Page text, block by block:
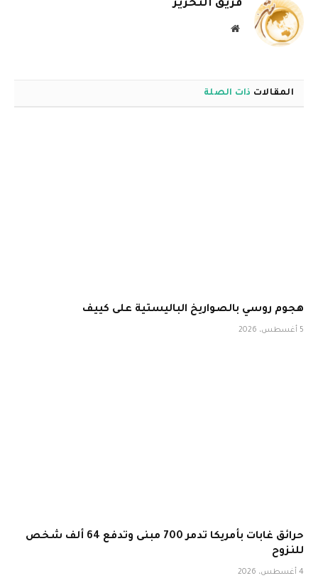
فريق التحرير
موقع
المقالات ذات الصلة
هجوم روسي بالصواريخ الباليستية على كييف
5 أغسطس، 2026
حرائق غابات بأمريكا تدمر 700 مبنى وتدفع 64 ألف شخص
للنزوح
4 أغسطس، 2026